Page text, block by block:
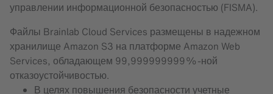
управлении информационной безопасностью (FISMA).
Файлы Brainlab Cloud Services размещены в надежном
хранилище Amazon S3 на платформе Amazon Web
Services, обладающем 99,999999999%-ной
отказоустойчивостью.
В целях повышения безопасности учетные